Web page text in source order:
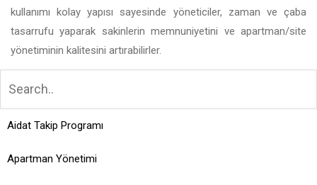
kullanımı kolay yapısı sayesinde yöneticiler, zaman ve çaba
tasarrufu yaparak sakinlerin memnuniyetini ve apartman/site
yönetiminin kalitesini artırabilirler.
Aidat Takip Programı
Apartman Yönetimi